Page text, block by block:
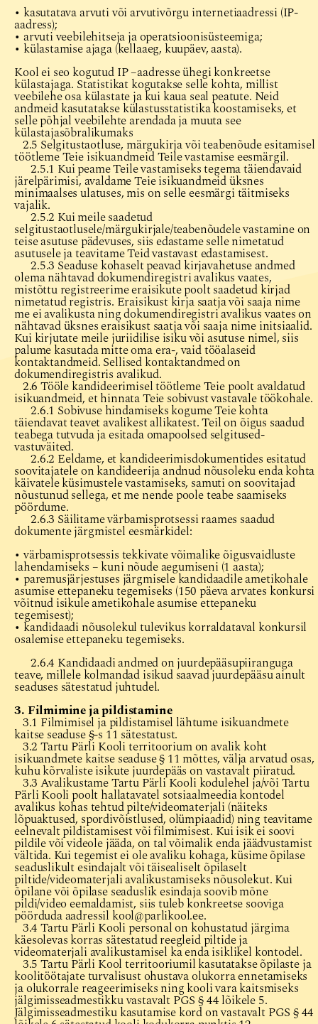
• kasutatava arvuti või arvutivõrgu internetiaadressi (IP-
aadress);
• arvuti veebilehitseja ja operatsioonisüsteemiga;
• külastamise ajaga (kellaaeg, kuupäev, aasta).
Kool ei seo kogutud IP –aadresse ühegi konkreetse
külastajaga. Statistikat kogutakse selle kohta, millist
veebilehe osa külastate ja kui kaua seal peatute. Neid
andmeid kasutatakse külastusstatistika koostamiseks, et
selle põhjal veebilehte arendada ja muuta see
külastajasõbralikumaks
2.5 Selgitustaotluse, märgukirja või teabenõude esitamisel
töötleme Teie isikuandmeid Teile vastamise eesmärgil.
2.5.1 Kui peame Teile vastamiseks tegema täiendavaid
järelpärimisi, avaldame Teie isikuandmeid üksnes
minimaalses ulatuses, mis on selle eesmärgi täitmiseks
vajalik.
2.5.2 Kui meile saadetud
selgitustaotlusele/märgukirjale/teabenõudele vastamine on
teise asutuse pädevuses, siis edastame selle nimetatud
asutusele ja teavitame Teid vastavast edastamisest.
2.5.3 Seaduse kohaselt peavad kirjavahetuse andmed
olema nähtavad dokumendiregistri avalikus vaates,
mistõttu registreerime eraisikute poolt saadetud kirjad
nimetatud registris. Eraisikust kirja saatja või saaja nime
me ei avalikusta ning dokumendiregistri avalikus vaates on
nähtavad üksnes eraisikust saatja või saaja nime initsiaalid.
Kui kirjutate meile juriidilise isiku või asutuse nimel, siis
palume kasutada mitte oma era-, vaid tööalaseid
kontaktandmeid. Sellised kontaktandmed on
dokumendiregistris avalikud.
2.6 Tööle kandideerimisel töötleme Teie poolt avaldatud
isikuandmeid, et hinnata Teie sobivust vastavale töökohale.
2.6.1 Sobivuse hindamiseks kogume Teie kohta
täiendavat teavet avalikest allikatest. Teil on õigus saadud
teabega tutvuda ja esitada omapoolsed selgitused-
vastuväited.
2.6.2 Eeldame, et kandideerimisdokumentides esitatud
soovitajatele on kandideerija andnud nõusoleku enda kohta
käivatele küsimustele vastamiseks, samuti on soovitajad
nõustunud sellega, et me nende poole teabe saamiseks
pöördume.
2.6.3 Säilitame värbamisprotsessi raames saadud
dokumente järgmistel eesmärkidel:
• värbamisprotsessis tekkivate võimalike õigusvaidluste
lahendamiseks – kuni nõude aegumiseni (1 aasta);
• paremusjärjestuses järgmisele kandidaadile ametikohale
asumise ettepaneku tegemiseks (150 päeva arvates konkursi
võitnud isikule ametikohale asumise ettepaneku
tegemisest);
• kandidaadi nõusolekul tulevikus korraldataval konkursil
osalemise ettepaneku tegemiseks.
2.6.4 Kandidaadi andmed on juurdepääsupiiranguga
teave, millele kolmandad isikud saavad juurdepääsu ainult
seaduses sätestatud juhtudel.
3. Filmimine ja pildistamine
3.1 Filmimisel ja pildistamisel lähtume isikuandmete
kaitse seaduse §-s 11 sätestatust.
3.2 Tartu Pärli Kooli territoorium on avalik koht
isikuandmete kaitse seaduse § 11 mõttes, välja arvatud osas,
kuhu kõrvaliste isikute juurdepääs on vastavalt piiratud.
3.3 Avalikustame Tartu Pärli Kooli kodulehel ja/või Tartu
Pärli Kooli poolt hallatavatel sotsiaalmeedia kontodel
avalikus kohas tehtud pilte/videomaterjali (näiteks
lõpuaktused, spordivõistlused, olümpiaadid) ning teavitame
eelnevalt pildistamisest või filmimisest. Kui isik ei soovi
pildile või videole jääda, on tal võimalik enda jäädvustamist
vältida. Kui tegemist ei ole avaliku kohaga, küsime õpilase
seaduslikult esindajalt või täisealiselt õpilaselt
piltide/videomaterjali avalikustamiseks nõusolekut. Kui
õpilane või õpilase seaduslik esindaja soovib mõne
pildi/video eemaldamist, siis tuleb konkreetse sooviga
pöörduda aadressil kool@parlikool.ee.
3.4 Tartu Pärli Kooli personal on kohustatud järgima
käesolevas korras sätestatud reegleid piltide ja
videomaterjali avalikustamisel ka enda isiklikel kontodel.
3.5 Tartu Pärli Kool territooriumil kasutatakse õpilaste ja
koolitöötajate turvalisust ohustava olukorra ennetamiseks
ja olukorrale reageerimiseks ning kooli vara kaitsmiseks
jälgimisseadmestikku vastavalt PGS § 44 lõikele 5.
Jälgimisseadmestiku kasutamise kord on vastavalt PGS § 44